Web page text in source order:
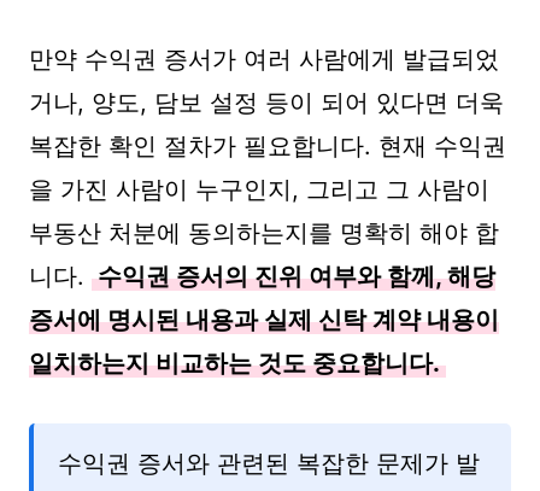
만약 수익권 증서가 여러 사람에게 발급되었
거나, 양도, 담보 설정 등이 되어 있다면 더욱
복잡한 확인 절차가 필요합니다. 현재 수익권
을 가진 사람이 누구인지, 그리고 그 사람이
부동산 처분에 동의하는지를 명확히 해야 합
니다. 수익권 증서의 진위 여부와 함께, 해당
증서에 명시된 내용과 실제 신탁 계약 내용이
일치하는지 비교하는 것도 중요합니다.
수익권 증서와 관련된 복잡한 문제가 발